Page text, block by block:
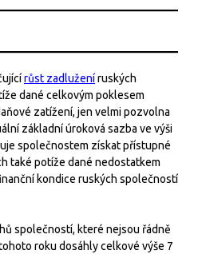
růst zadluženíruských
dané celkovým poklesem
zatížení, jen velmi pozvolna
základní úroková sazba ve výši
společnostem získat přístupné
také potíže dané nedostatkem
kondice ruských společností
společností, které nejsou řádně
roku dosáhly celkové výše 7